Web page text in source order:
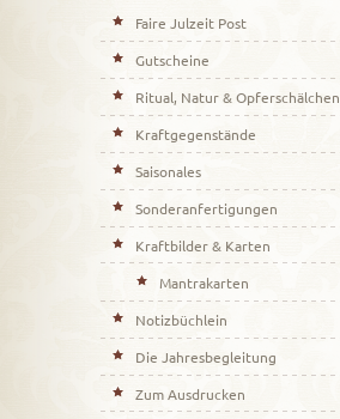
Faire Julzeit Post
Gutscheine
Ritual, Natur & Opferschälchen
Kraftgegenstände
Saisonales
Sonderanfertigungen
Kraftbilder & Karten
Mantrakarten
Notizbüchlein
Die Jahresbegleitung
Zum Ausdrucken